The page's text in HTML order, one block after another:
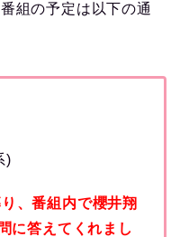
組の予定は以下の通
)
、番組内で櫻井翔
に答えてくれまし